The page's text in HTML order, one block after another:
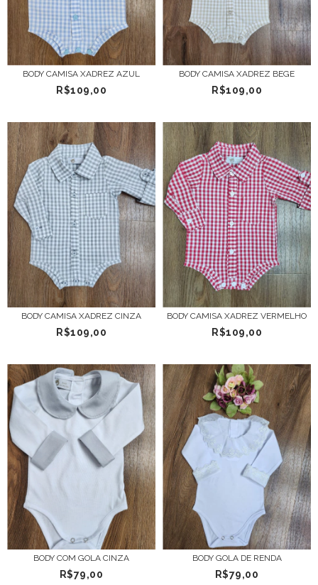
BODY CAMISA XADREZ AZUL
R$109,00
BODY CAMISA XADREZ BEGE
R$109,00
BODY CAMISA XADREZ CINZA
R$109,00
BODY CAMISA XADREZ VERMELHO
R$109,00
BODY COM GOLA CINZA
R$79,00
BODY GOLA DE RENDA
R$79,00